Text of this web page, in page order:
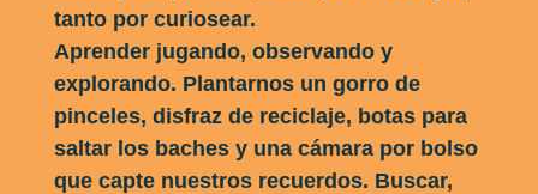
tanto por curiosear.
Aprender jugando, observando y
explorando. Plantarnos un gorro de
pinceles, disfraz de reciclaje, botas para
saltar los baches y una cámara por bolso
que capte nuestros recuerdos. Buscar,